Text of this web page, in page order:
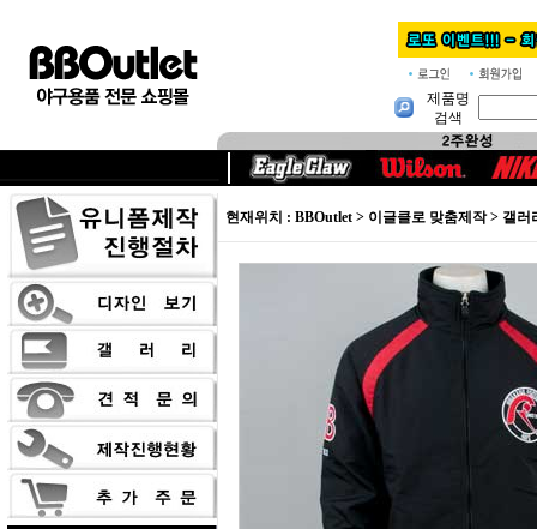
제품명
검색
현재위치 : BBOutlet > 이글클로 맞춤제작 > 갤러